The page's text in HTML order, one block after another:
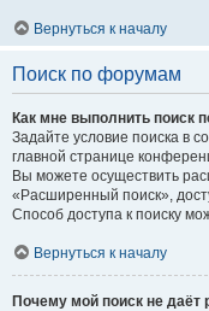
Вернуться к началу
Поиск по форумам
Как мне выполнить
Задайте условие поиска в
главной странице
Вы можете осуществить
«Расширенный поиск»,
Способ доступа к поиску
Вернуться к началу
Почему мой поиск не даёт